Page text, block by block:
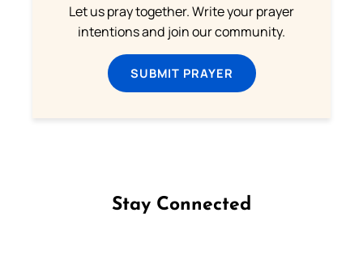
Let us pray together. Write your prayer
intentions and join our community.
SUBMIT PRAYER
Stay Connected